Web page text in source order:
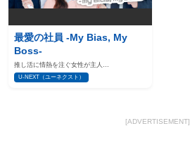
最愛の社員 -My Bias, My
Boss-
推し活に情熱を注ぐ女性が主人…
U-NEXT（ユーネクスト）
[ADVERTISEMENT]